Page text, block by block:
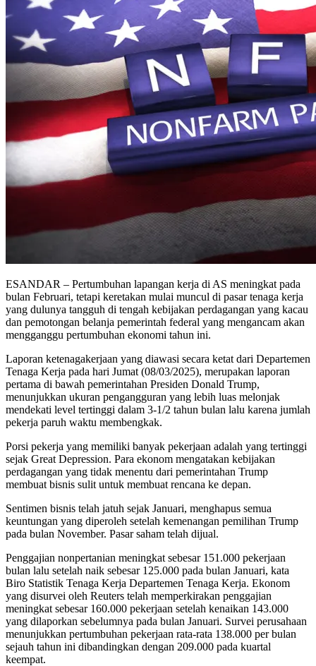
ESANDAR – Pertumbuhan lapangan kerja di AS meningkat pada
bulan Februari, tetapi keretakan mulai muncul di pasar tenaga kerja
yang dulunya tangguh di tengah kebijakan perdagangan yang kacau
dan pemotongan belanja pemerintah federal yang mengancam akan
mengganggu pertumbuhan ekonomi tahun ini.
Laporan ketenagakerjaan yang diawasi secara ketat dari Departemen
Tenaga Kerja pada hari Jumat (08/03/2025), merupakan laporan
pertama di bawah pemerintahan Presiden Donald Trump,
menunjukkan ukuran pengangguran yang lebih luas melonjak
mendekati level tertinggi dalam 3-1/2 tahun bulan lalu karena jumlah
pekerja paruh waktu membengkak.
Porsi pekerja yang memiliki banyak pekerjaan adalah yang tertinggi
sejak Great Depression. Para ekonom mengatakan kebijakan
perdagangan yang tidak menentu dari pemerintahan Trump
membuat bisnis sulit untuk membuat rencana ke depan.
Sentimen bisnis telah jatuh sejak Januari, menghapus semua
keuntungan yang diperoleh setelah kemenangan pemilihan Trump
pada bulan November. Pasar saham telah dijual.
Penggajian nonpertanian meningkat sebesar 151.000 pekerjaan
bulan lalu setelah naik sebesar 125.000 pada bulan Januari, kata
Biro Statistik Tenaga Kerja Departemen Tenaga Kerja. Ekonom
yang disurvei oleh Reuters telah memperkirakan penggajian
meningkat sebesar 160.000 pekerjaan setelah kenaikan 143.000
yang dilaporkan sebelumnya pada bulan Januari. Survei perusahaan
menunjukkan pertumbuhan pekerjaan rata-rata 138.000 per bulan
sejauh tahun ini dibandingkan dengan 209.000 pada kuartal
keempat.